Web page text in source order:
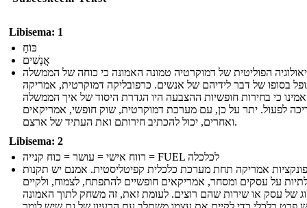
Libisema: 1
כּוֹחַ
אֲנָשִׁים
הפוליטית של דמוקרטיה טמונה האמונה כי כוחה של הממשלה
בסופו של דבר לידיהם של אנשים. כרפובליקה דמוקרטית, אמריקה
כי בחירות חופשיות ההצבעה היו הגדרת היסוד של איך הממשלה
לפעול. יתר על כן, עם מערכת דמוקרטית, שוק חופשי, אמריקאים
ואחרים, יכול להכתיב חירותם ואת העתיד של ארצם.
Libisema: 2
רווח אישי = עושר = כוח קנייה = FUEL לכלכלה
פונקציות אמריקה תחת מערכת כלכלית קפיטליסטית. אמנם יש תקנות
על עסקים ומסחר, אמריקאים חופשיים להתפתח, לצמוח, ולקיים
של עסק או שירות שהם רוצים. לעומת זאת, זה משחק לתוך האמונה